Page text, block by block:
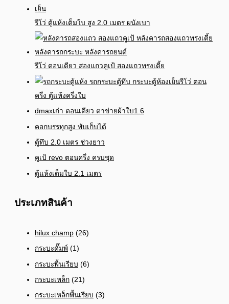
รีโว่ ตู้แห้งเต็มใบ สูง 2.0 เมตร ผนังเบา
รีโว่ ตอนเดียว สองแถวคูเป้ สองแถวทรงเตี้ย
รีโว่ ตอน
ครึ่ง ตู้แห้งครึ่งใบ
dmaxเก่า ตอนเดียว ตาข่ายผ้าใบ1.6
คอกบรรทุกสูง พับเก็บได้
ตู้ทึบ 2.0 เมตร ช่วงยาว
คูเป้ revo ตอนครึ่ง ครบชุด
ตู้แห้งเต็มใบ 2.1 เมตร
ประเภทสินค้า
hilux champ (26)
กระบะดั๊มพ์ (1)
กระบะพื้นเรียบ (6)
กระบะเหล็ก (21)
กระบะเหล็กพื้นเรียบ (3)